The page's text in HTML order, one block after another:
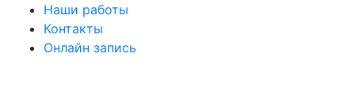
Наши работы
Контакты
Онлайн запись